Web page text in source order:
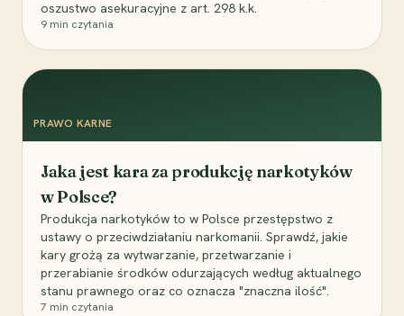
oszustwo asekuracyjne z art. 298 k.k.
9 min czytania
PRAWO KARNE
Jaka jest kara za produkcję narkotyków
w Polsce?
Produkcja narkotyków to w Polsce przestępstwo z
ustawy o przeciwdziałaniu narkomanii. Sprawdź, jakie
kary grożą za wytwarzanie, przetwarzanie i
przerabianie środków odurzających według aktualnego
stanu prawnego oraz co oznacza "znaczna ilość".
7 min czytania